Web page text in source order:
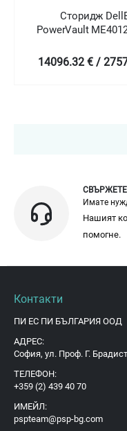
Сторидж
PowerVault
3.5"/2x4TB/Rails/
14096.32 € /
Имате
Нашият
помогне.
Контакти
ПИ ЕС ПИ БЪЛГАРИЯ ООД
АДРЕС:
София, ул. Проф. Г.
ТЕЛЕФОН:
+359 (2) 439 40 70
ИМЕЙЛ:
pspteam@psp-bg.com